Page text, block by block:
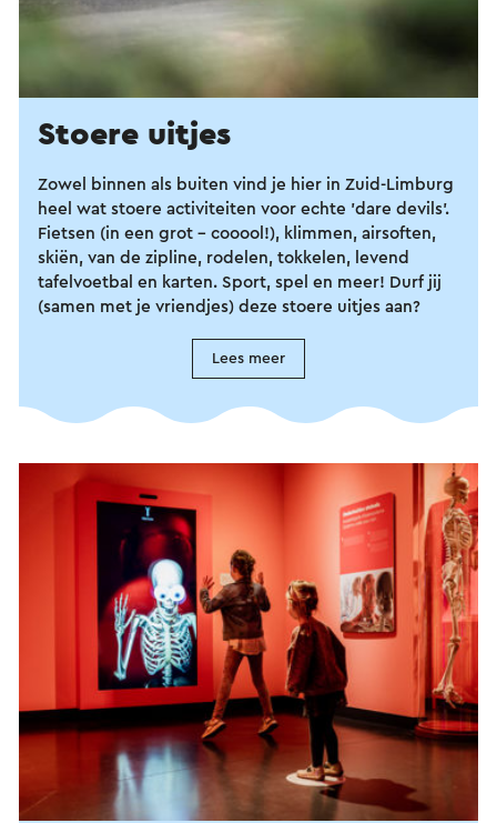
Stoere uitjes
Zowel binnen als buiten vind je hier in Zuid-Limburg
heel wat stoere activiteiten voor echte 'dare devils'.
Fietsen (in een grot - cooool!), klimmen, airsoften,
skiën, van de zipline, rodelen, tokkelen, levend
tafelvoetbal en karten. Sport, spel en meer! Durf jij
(samen met je vriendjes) deze stoere uitjes aan?
Lees meer